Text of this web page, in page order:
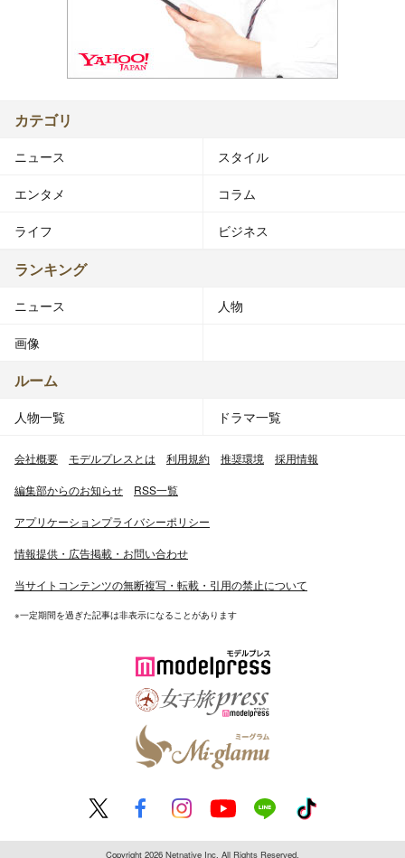
カテゴリ
ニュース スタイル
エンタメ コラム
ライフ ビジネス
ランキング
ニュース 人物
画像
ルーム
人物一覧 ドラマ一覧
会社概要 モデルプレスとは 利用規約 推奨環境 採用情報
編集部からのお知らせ RSS一覧
アプリケーションプライバシーポリシー
情報提供・広告掲載・お問い合わせ
当サイトコンテンツの無断複写・転載・引用の禁止について
※一定期間を過ぎた記事は非表示になることがあります
Copyright 2026 Netnative Inc. All Rights Reserved.